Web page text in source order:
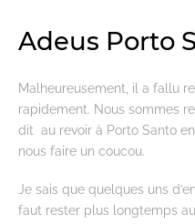
Adeus Porto
Malheureusement, il a fallu
rapidement. Nous sommes
dit au revoir à Porto Santo
nous faire un coucou.
Je sais que quelques uns
faut rester plus longtemps